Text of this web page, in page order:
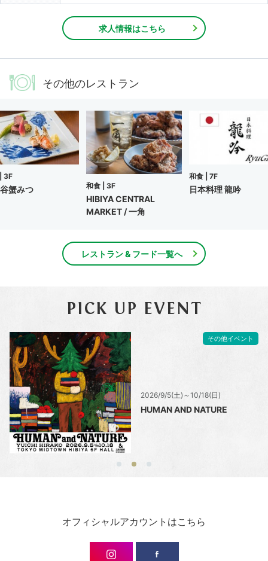
求人情報はこちら
その他のレストラン
3F
蟹みつ 和食 | 3F
HIBIYA CENTRAL
MARKET / 一角
和食 | 7F
日本料理 龍吟
レストラン & フード一覧へ
PICK UP EVENT
2026/9/5(土)～10/18(日)
HUMAN AND NATURE
その他イベント
オフィシャルアカウントはこちら